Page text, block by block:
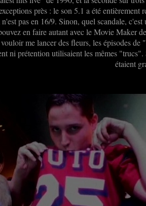
près : le son 5.1 a été entièrement
pas en 16/9. Sinon, quel scandale, c'est
en faire autant avec le Movie Maker
me lancer des fleurs, les épisodes de
ni prétention utilisaient les mêmes
étaient